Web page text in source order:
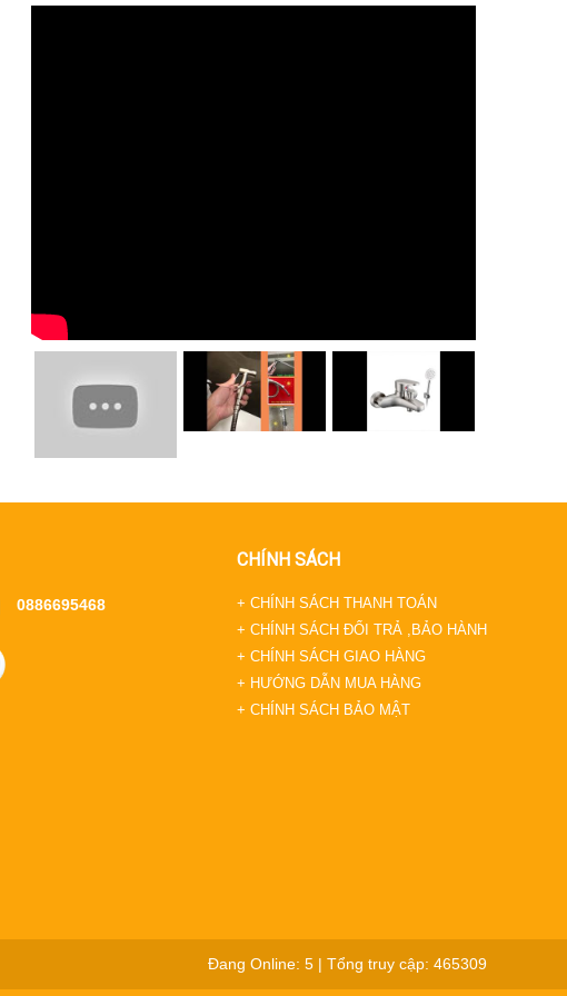
0886695468
CHÍNH SÁCH
+ CHÍNH SÁCH THANH TOÁN
+ CHÍNH SÁCH ĐỔI TRẢ ,BẢO HÀNH
+ CHÍNH SÁCH GIAO HÀNG
+ HƯỚNG DẪN MUA HÀNG
+ CHÍNH SÁCH BẢO MẬT
Đang Online: 5 | Tổng truy cập: 465309